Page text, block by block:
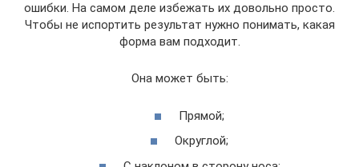
ошибки. На самом деле избежать их довольно просто.
Чтобы не испортить результат нужно понимать, какая
форма вам подходит.
Она может быть:
Прямой;
Округлой;